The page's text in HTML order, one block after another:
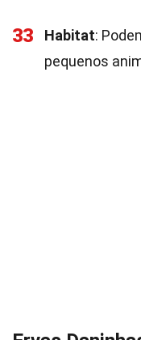
33 Habitat:
pequenos